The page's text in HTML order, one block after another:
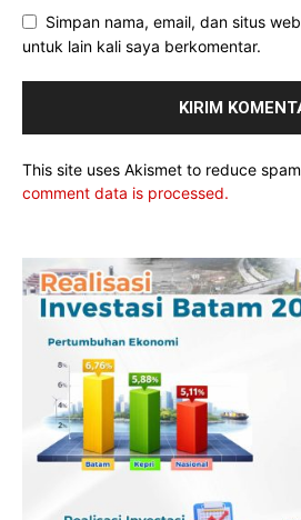
Simpan nama, email, dan situs
untuk lain kali saya berkomentar.
This site uses Akismet to reduce
comment data is processed.